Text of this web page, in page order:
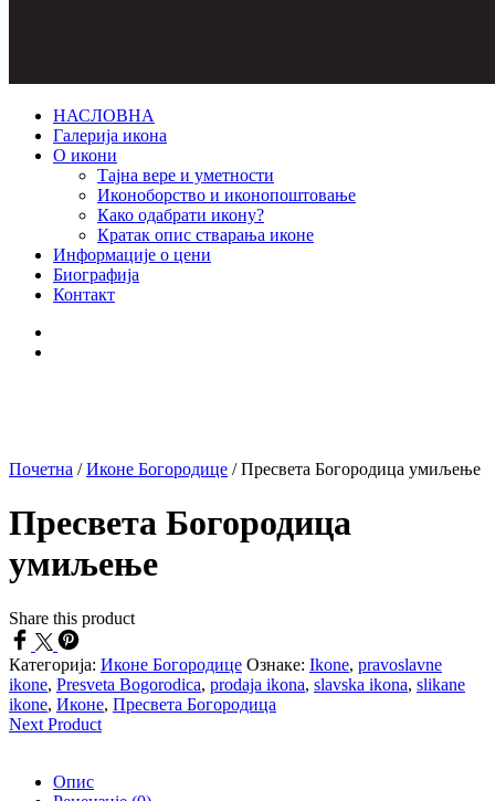
НАСЛОВНА
Галерија икона
О икони
Тајна вере и уметности
Иконоборство и иконопоштовање
Како одабрати икону?
Кратак опис стварања иконе
Информације о цени
Биографија
Контакт
Почетна / Иконе Богородице /Пресвета Богородица умиљење
Пресвета Богородица
умиљење
Share this product
Категорија: Иконе Богородице Ознаке: Ikone, pravoslavne
ikone, Presveta Bogorodica, prodaja ikona, slavska ikona, slikane
ikone, Иконе, Пресвета Богородица
Next Product
Опис